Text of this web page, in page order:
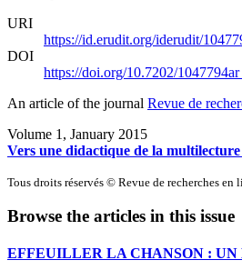
URI
https://id.erudit.org/iderudit/
DOI
https://doi.org/10.7202/1047794ar
An article of the journal Revue de
Volume 1, January 2015
Vers une didactique de la
Tous droits réservés © Revue de recherches
Browse the articles in this issue
EFFEUILLER LA CHANSON : UN